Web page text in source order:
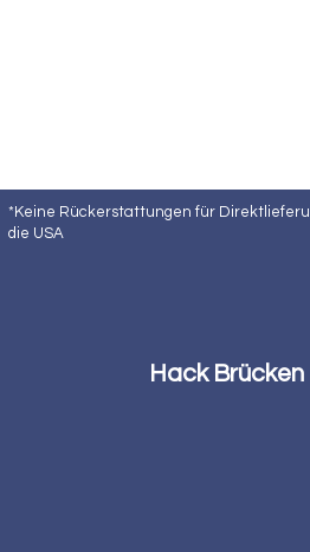
*Keine Rückerstattungen für
die USA
Hack Brücken